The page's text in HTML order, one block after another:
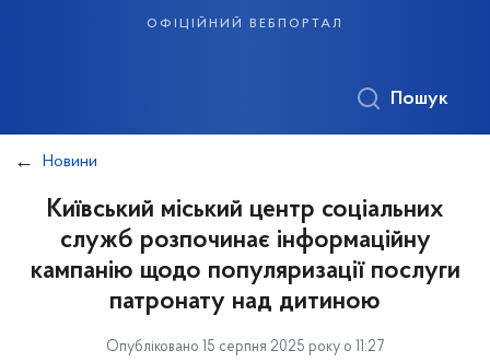
офіційний вебпортал
Пошук
Новини
Київський міський центр соціальних
служб розпочинає інформаційну
кампанію щодо популяризації послуги
патронату над дитиною
Опубліковано 15 серпня 2025 року о 11:27